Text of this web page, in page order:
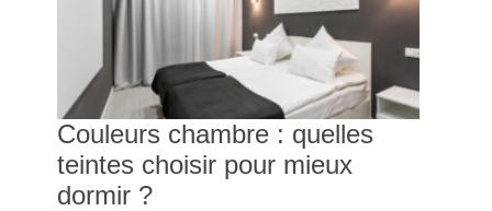
Couleurs chambre : quelles
teintes choisir pour mieux
dormir ?